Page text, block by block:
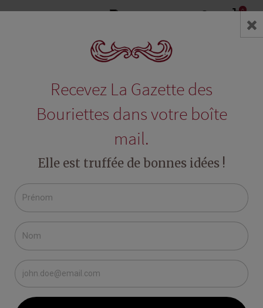
search 0
RECHERCHE DANS LE BLOG
Recevez La Gazette des
Bouriettes dans votre boîte
mail.
Elle est truffée de bonnes idées !